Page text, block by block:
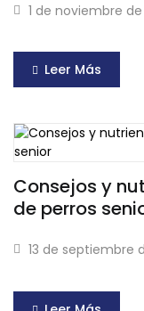
1 de noviembre
Leer Más
Consejos y
de perros
13 de septiembre